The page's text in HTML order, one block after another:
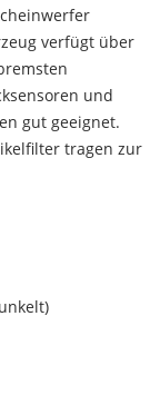
verfügt über
und
gut geeignet.
tragen zur